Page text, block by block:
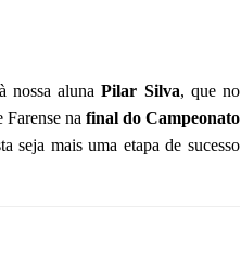
nossa alunaPilar Silva, que no
na final do Campeonato
seja mais uma etapa de sucesso